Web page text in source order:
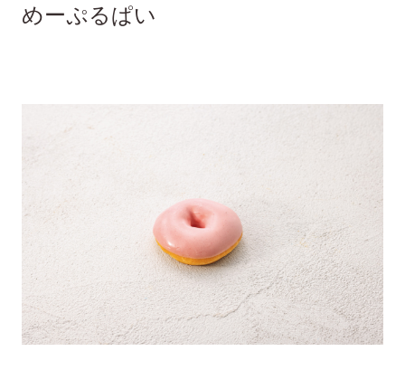
めーぷるぱい